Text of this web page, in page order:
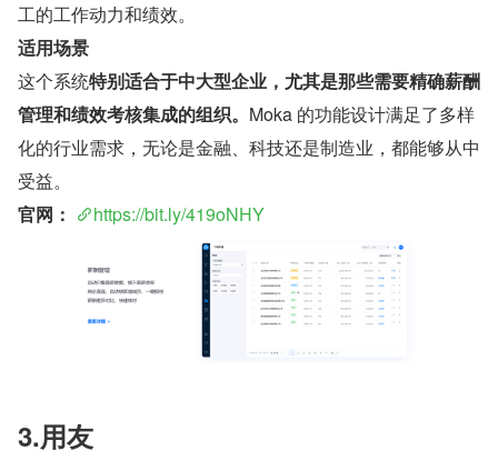
工的工作动力和绩效。
适用场景
这个系统特别适合于中大型企业，尤其是那些需要精确薪酬
管理和绩效考核集成的组织。 Moka 的功能设计满足了多样
化的行业需求，无论是金融、科技还是制造业，都能够从中
受益。
官网：
https://bit.ly/419oNHY
3.用友